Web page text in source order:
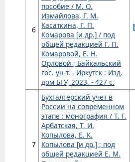
6
пособие / М. О.
Измайлова, Г. М.
Касаткина, Г. П.
Комарова [и др.] / под
общей редакцией Г. П.
Комаровой, Е. Н.
Орловой ; Байкальский
гос. ун-т. - Иркутск : Изд.
дом БГУ, 2023. - 427 с.
7
Бухгалтерский учет в
России на современном
этапе : монография / Т. Г.
Арбатская, Т. И.
Копылова, Е. К.
Копылова [и др.] ; под
общей редакцией Е. М.